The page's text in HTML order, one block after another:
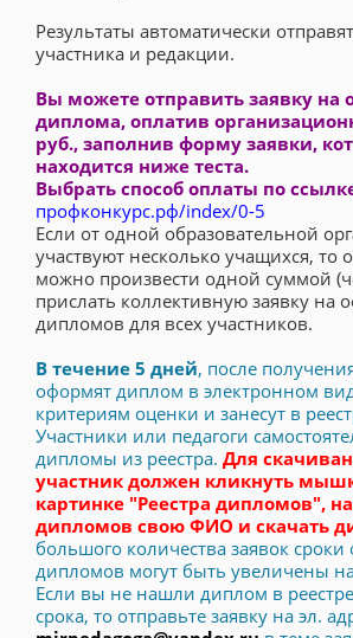
Результаты автоматически
участника и редакции.
Вы можете отправить заявку на
диплома, оплатив
руб., заполнив форму заявки,
находится ниже теста.
Выбрать способ оплаты по
профконкурс.рф/index/0-5
Если от одной образовательной
участвуют несколько учащихся, то
можно произвести одной суммой
прислать коллективную заявку на
дипломов для всех участников.
В течение 5 дней, после
оформят диплом в электронном
критериям оценки и занесут в
Участники или педагоги
дипломы из реестра. Для
участник должен кликнуть
картинке "Реестра дипломов",
дипломов свою ФИО и скачать
большого количества заявок
дипломов могут быть увеличены
Если вы не нашли диплом в реестре
срока, то отправьте заявку на эл.